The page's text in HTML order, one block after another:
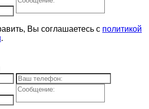
Вы соглашаетесь с политикой
.